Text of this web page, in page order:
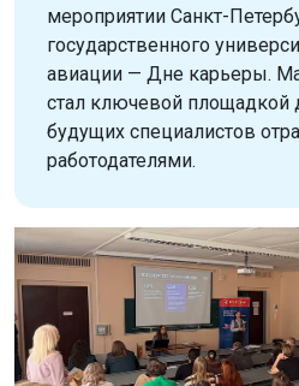
мероприятии Санкт-
государственного
авиации — Дне карьеры.
стал ключевой площадкой
будущих специалистов
работодателями.